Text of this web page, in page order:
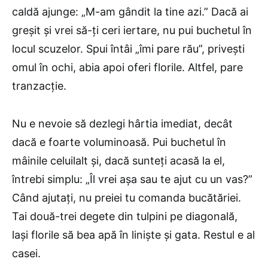
caldă ajunge: „M-am gândit la tine azi.” Dacă ai
greșit și vrei să-ți ceri iertare, nu pui buchetul în
locul scuzelor. Spui întâi „îmi pare rău”, privești
omul în ochi, abia apoi oferi florile. Altfel, pare
tranzacție.
Nu e nevoie să dezlegi hârtia imediat, decât
dacă e foarte voluminoasă. Pui buchetul în
mâinile celuilalt și, dacă sunteți acasă la el,
întrebi simplu: „Îl vrei așa sau te ajut cu un vas?”
Când ajutați, nu preiei tu comanda bucătăriei.
Tai două-trei degete din tulpini pe diagonală,
lași florile să bea apă în liniște și gata. Restul e al
casei.